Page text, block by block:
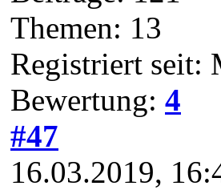
Themen: 13
Registriert seit:
Bewertung: 4
#47
16.03.2019,